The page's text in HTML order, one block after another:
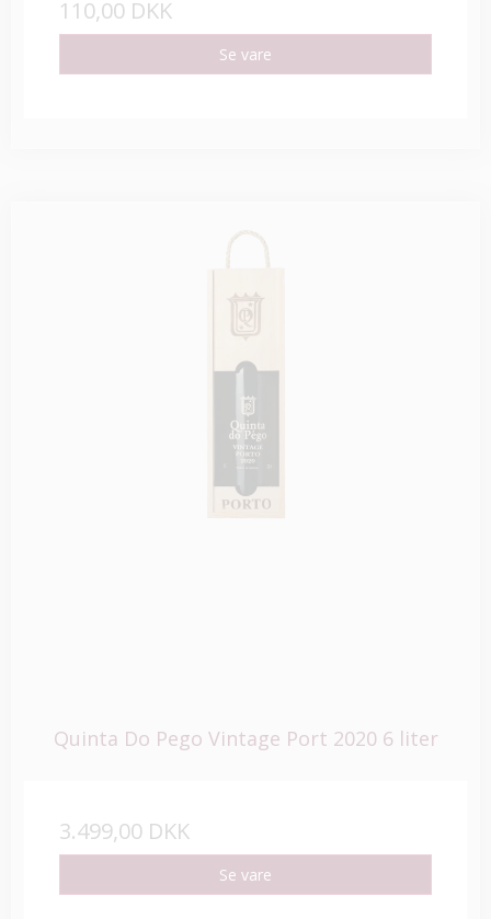
110,00 DKK
Se vare
Quinta Do Pego Vintage Port 2020 6 liter
3.499,00 DKK
Se vare